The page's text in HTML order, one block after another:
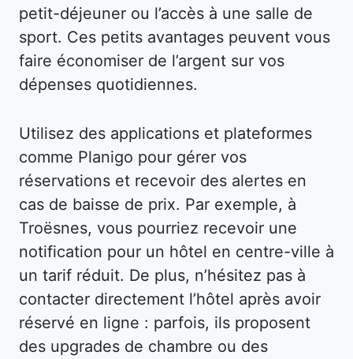
petit-déjeuner ou l’accès à une salle de
sport. Ces petits avantages peuvent vous
faire économiser de l’argent sur vos
dépenses quotidiennes.
Utilisez des applications et plateformes
comme Planigo pour gérer vos
réservations et recevoir des alertes en
cas de baisse de prix. Par exemple, à
Troësnes, vous pourriez recevoir une
notification pour un hôtel en centre-ville à
un tarif réduit. De plus, n’hésitez pas à
contacter directement l’hôtel après avoir
réservé en ligne : parfois, ils proposent
des upgrades de chambre ou des